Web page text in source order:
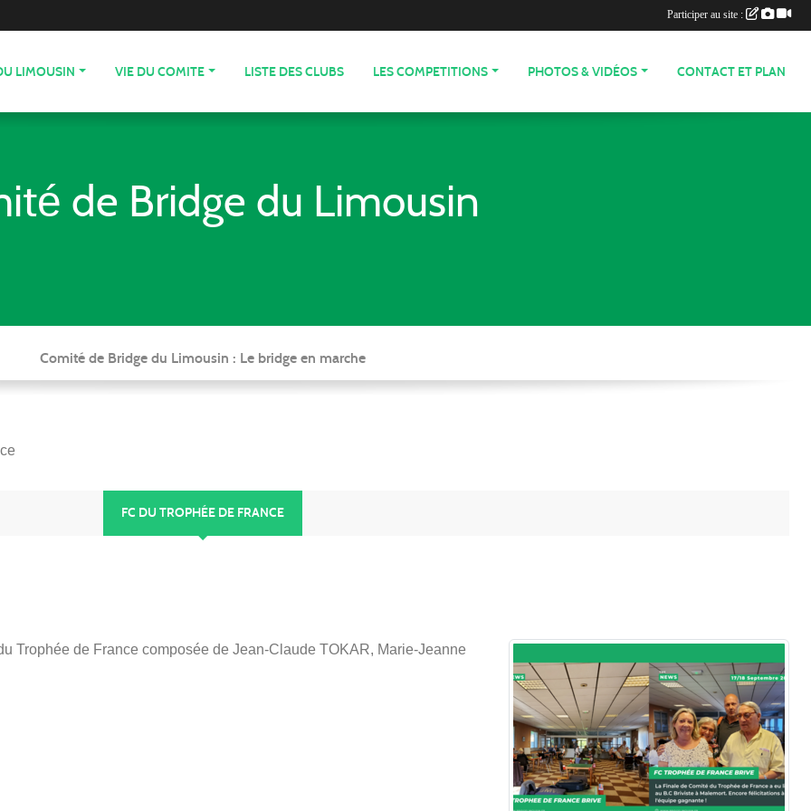
LIMOUSIN VIE DU COMITE LISTE DES CLUBS LES COMPETITIONS PHOTOS & VIDÉOS CONTACT ET PLAN
de Bridge du Limousin
Comité de Bridge du Limousin : Le bridge en marche
FC DU TROPHÉE DE FRANCE
Trophée de France composée de Jean-Claude TOKAR, Marie-Jeanne
Participer au site :